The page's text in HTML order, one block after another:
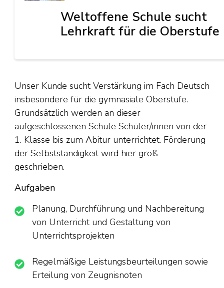
Weltoffene Schule sucht
Lehrkraft für die Oberstufe
Unser Kunde sucht Verstärkung im Fach Deutsch
insbesondere für die gymnasiale Oberstufe.
Grundsätzlich werden an dieser
aufgeschlossenen Schule Schüler/innen von der
1. Klasse bis zum Abitur unterrichtet. Förderung
der Selbstständigkeit wird hier groß
geschrieben.
Aufgaben
Planung, Durchführung und Nachbereitung
von Unterricht und Gestaltung von
Unterrichtsprojekten
Regelmäßige Leistungsbeurteilungen sowie
Erteilung von Zeugnisnoten